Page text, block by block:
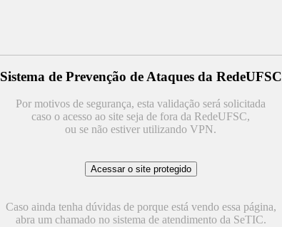
Sistema de Prevenção de Ataques da RedeUFSC
Por motivos de segurança, esta validação será solicitada
caso o acesso ao site seja de fora da RedeUFSC,
ou se não estiver utilizando VPN.
Caso ainda tenha dúvidas de porque está vendo essa página,
abra um chamado no sistema de atendimento da SeTIC.